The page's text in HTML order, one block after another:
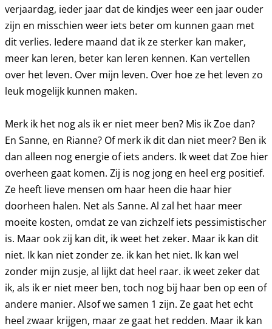
verjaardag, ieder jaar dat de kindjes weer een jaar ouder
zijn en misschien weer iets beter om kunnen gaan met
dit verlies. Iedere maand dat ik ze sterker kan maker,
meer kan leren, beter kan leren kennen. Kan vertellen
over het leven. Over mijn leven. Over hoe ze het leven zo
leuk mogelijk kunnen maken.
Merk ik het nog als ik er niet meer ben? Mis ik Zoe dan?
En Sanne, en Rianne? Of merk ik dit dan niet meer? Ben ik
dan alleen nog energie of iets anders. Ik weet dat Zoe hier
overheen gaat komen. Zij is nog jong en heel erg positief.
Ze heeft lieve mensen om haar heen die haar hier
doorheen halen. Net als Sanne. Al zal het haar meer
moeite kosten, omdat ze van zichzelf iets pessimistischer
is. Maar ook zij kan dit, ik weet het zeker. Maar ik kan dit
niet. Ik kan niet zonder ze. ik kan het niet. Ik kan wel
zonder mijn zusje, al lijkt dat heel raar. ik weet zeker dat
ik, als ik er niet meer ben, toch nog bij haar ben op een of
andere manier. Alsof we samen 1 zijn. Ze gaat het echt
heel zwaar krijgen, maar ze gaat het redden. Maar ik kan